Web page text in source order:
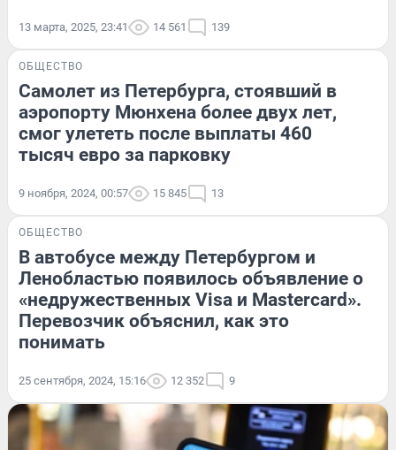
13 марта, 2025, 23:41 14 561 139
ОБЩЕСТВО
Cамолет из Петербурга, стоявший в
аэропорту Мюнхена более двух лет,
смог улететь после выплаты 460
тысяч евро за парковку
9 ноября, 2024, 00:57 15 845 13
ОБЩЕСТВО
В автобусе между Петербургом и
Ленобластью появилось объявление о
«недружественных Visa и Mastercard».
Перевозчик объяснил, как это
понимать
25 сентября, 2024, 15:16 12 352 9